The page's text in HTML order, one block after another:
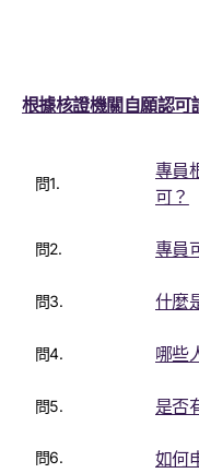
根據核證機關自願認可
問1.
專員
可？
問2. 專員
問3. 什麼
問4. 哪些
問5. 是否
問6.
如何